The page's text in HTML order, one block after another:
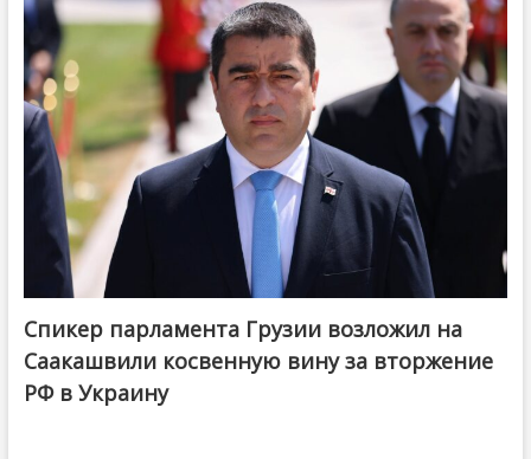
Спикер парламента Грузии возложил на
Саакашвили косвенную вину за вторжение
РФ в Украину